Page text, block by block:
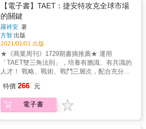
目標要打造「鑽石級寢台列車」、提供米其林
等級餐車服務。此外，為迎接2022「鐵道觀光
旅遊年」，臺鐵也擬定五大鐵道旅遊策略：觀
光場站美學升級、觀光路線升級改造、觀光車
輛升級計畫、禮賓場域服務升級和區域鐵道旅
遊中心，目標要讓鐵道之旅成為國際觀光新賣
點。
養人才的訣竅， 希望我可以把過去的經驗及自
創的獨門武器「神奇的雙三角形」拿出來分享
&hellip;&hellip;」 & ★為什麼許多知名大廠做
不到，捷安特卻可以？ 臺灣的自有品牌不多，
能全球經營的更少。巨大捷安特1981年在臺灣
推出自有品牌，並從1986年開始全球在地化的
耕耘，經過數十年的努力，成為自行車世界三
大名牌之一，並在亞洲及歐美先進國家中扎下
穩健的根基，許多外國人都以為「捷安特」是
他們自己國家的品牌。 他們是怎麼做到的？ 在
長羅祥安除了分享他們從錯誤中摸索、累積出
來的經驗，更首度揭開獨門武器「TAET雙三角
法則」讓捷安特得以「自己的人才自己培
【電子書】TAET：捷安特攻克全球市場
的關鍵
羅祥安 著
方智 出版
2021/01/01 出版
★《商業周刊》1729期書摘推薦★ 運用
「TAET雙三角法則」，培養有膽識、有共識的
人才！ 戰略、戰術、戰鬥三層次，配合充分賦
無後顧之憂！ & 巨大捷安特前執行長親自執
筆， 完整直擊捷安特熱銷全世界、達成全球在
地化的關鍵！ 首度由內部探索， 揭開捷安特獨
特價 266 元
電子書